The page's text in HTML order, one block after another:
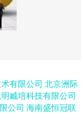
有限公司 北京洲际
臧培科技有限公司
公司 海南盛恒冠联